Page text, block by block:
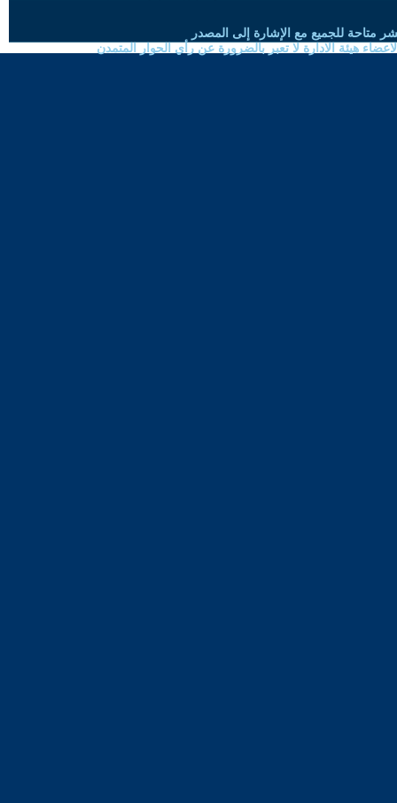
متاحة للجميع مع الإشارة إلى المصدر
هيئة الادارة لا تعبر بالضرورة عن رأي الحوار المتمدن